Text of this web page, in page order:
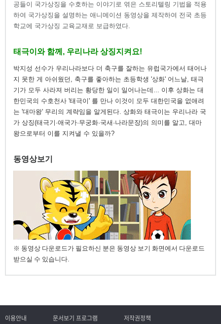
공들이 국가상징을 수호하는 이야기로 엮은 스토리텔링 기법을 적용
하여 국가상징을 설명하는 애니메이션 동영상을 제작하여 전국 초등
학교에 국가상징 교육교재로 보급하였다.
태극이와 함께, 우리나라 상징지켜요!
박지성 선수가 우리나라보다 더 축구를 잘하는 유럽국가에서 태어나
지 못한 게 아쉬웠던, 축구를 좋아하는 초등학생 '상화' 어느날, 태극
기가 모두 사라져 버리는 황당한 일이 일어나는데... 이후 상화는 대
한민국의 수호천사 '태극이' 를 만나 이것이 모두 대한민국을 없애려
는 '대마왕' 무리의 계략임을 알게된다. 상화와 태극이는 우리나라 국
가 상징(태극기·애국가·무궁화·국새·나라문장)의 의미를 알고, 대마
왕으로부터 이를 지켜낼 수 있을까?
동영상보기
※ 동영상 다운로드가 필요하신 분은 동영상 보기 화면에서 다운로드
받으실 수 있습니다.
이용안내 문서보기 프로그램 저작권정책